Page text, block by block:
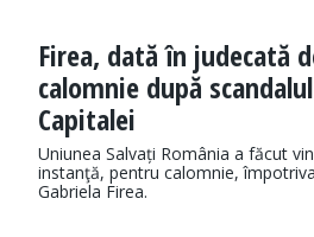
Firea, dată în judecată
calomnie după
Capitalei
Uniunea Salvați România a făcut
instanţă, pentru calomnie,
Gabriela Firea.